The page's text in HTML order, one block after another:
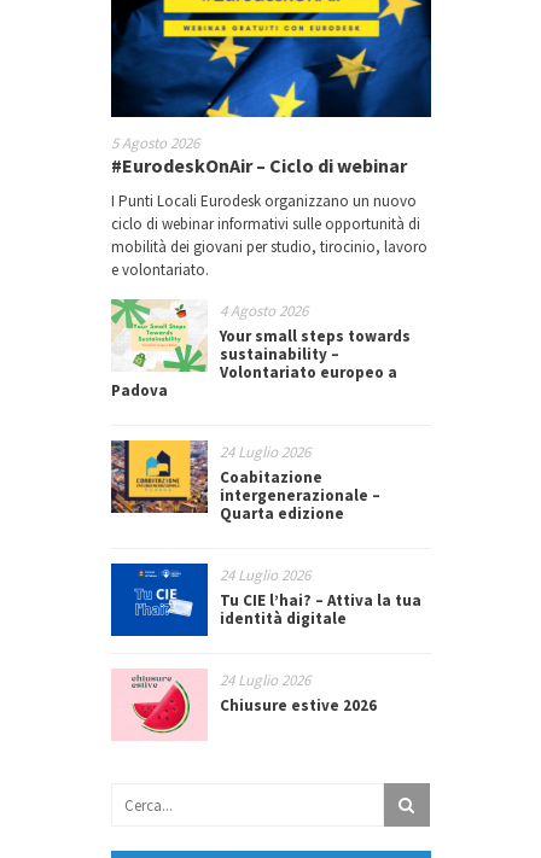
5 Agosto 2026
#EurodeskOnAir – Ciclo di webinar
I Punti Locali Eurodesk organizzano un nuovo
ciclo di webinar informativi sulle opportunità di
mobilità dei giovani per studio, tirocinio, lavoro
e volontariato.
4 Agosto 2026
Your small steps towards
sustainability –
Volontariato europeo a
Padova
24 Luglio 2026
Coabitazione
intergenerazionale –
Quarta edizione
24 Luglio 2026
Tu CIE l’hai? – Attiva la tua
identità digitale
24 Luglio 2026
Chiusure estive 2026